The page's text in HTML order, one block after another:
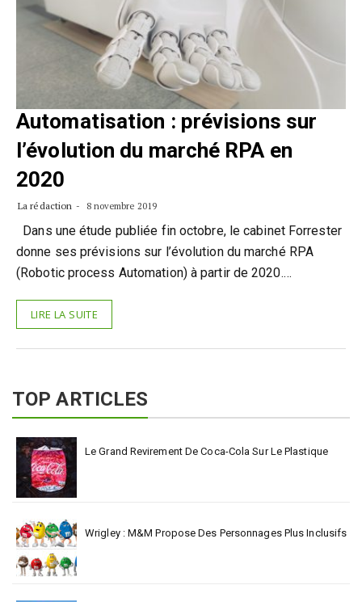
Automatisation : prévisions sur
l’évolution du marché RPA en
2020
La rédaction 8 novembre 2019
Dans une étude publiée fin octobre, le cabinet Forrester
donne ses prévisions sur l’évolution du marché RPA
(Robotic process Automation) à partir de 2020.…
LIRE LA SUITE
TOP ARTICLES
Le Grand Revirement De Coca-Cola Sur Le Plastique
Wrigley : M&M Propose Des Personnages Plus Inclusifs